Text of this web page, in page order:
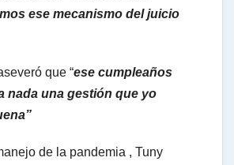
ese mecanismo del juicio
que “ese cumpleaños
nada una gestión que yo
de la pandemia , Tuny